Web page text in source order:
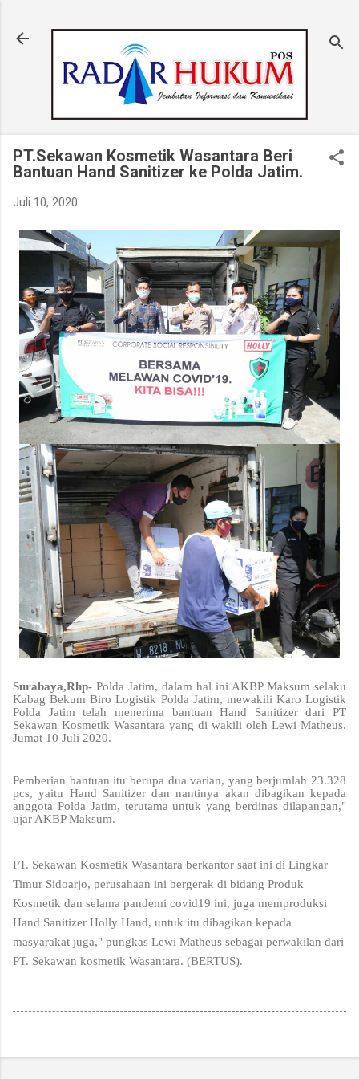
PT.Sekawan Kosmetik Wasantara Beri
Bantuan Hand Sanitizer ke Polda Jatim.
Juli 10, 2020
Surabaya,Rhp- Polda Jatim, dalam hal ini AKBP Maksum selaku
Kabag Bekum Biro Logistik Polda Jatim, mewakili Karo Logistik
Polda Jatim telah menerima bantuan Hand Sanitizer dari PT
Sekawan Kosmetik Wasantara yang di wakili oleh Lewi Matheus.
Jumat 10 Juli 2020.
Pemberian bantuan itu berupa dua varian, yang berjumlah 23.328
pcs, yaitu Hand Sanitizer dan nantinya akan dibagikan kepada
anggota Polda Jatim, terutama untuk yang berdinas dilapangan,"
ujar AKBP Maksum.
PT. Sekawan Kosmetik Wasantara berkantor saat ini di Lingkar
Timur Sidoarjo, perusahaan ini bergerak di bidang Produk
Kosmetik dan selama pandemi covid19 ini, juga memproduksi
Hand Sanitizer Holly Hand, untuk itu dibagikan kepada
masyarakat juga," pungkas Lewi Matheus sebagai perwakilan dari
PT. Sekawan kosmetik Wasantara. (BERTUS).